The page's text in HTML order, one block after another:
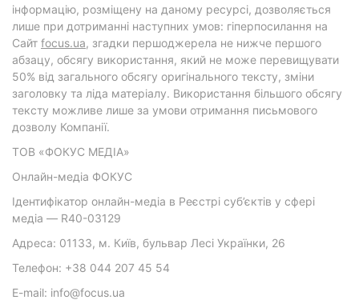
інформацію, розміщену на даному ресурсі, дозволяється
лише при дотриманні наступних умов: гіперпосилання на
Cайт focus.ua, згадки першоджерела не нижче першого
абзацу, обсягу використання, який не може перевищувати
50% від загального обсягу оригінального тексту, зміни
заголовку та ліда матеріалу. Використання більшого обсягу
тексту можливе лише за умови отримання письмового
дозволу Компанії.
ТОВ «ФОКУС МЕДІА»
Онлайн-медіа ФОКУС
Ідентифікатор онлайн-медіа в Реєстрі суб’єктів у сфері
медіа — R40-03129
Адреса: 01133, м. Київ, бульвар Лесі Українки, 26
Телефон: +38 044 207 45 54
E-mail: info@focus.ua